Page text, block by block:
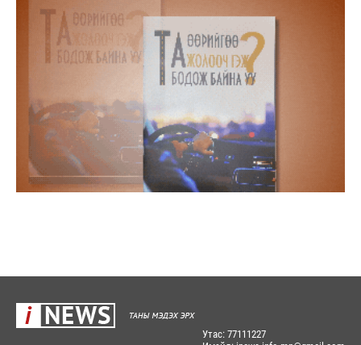
Утас: 77111227